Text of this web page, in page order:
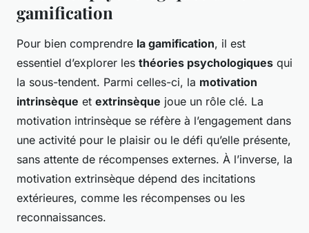
gamification
Pour bien comprendre la gamification, il est
essentiel d’explorer les théories psychologiques qui
la sous-tendent. Parmi celles-ci, la motivation
intrinsèque et extrinsèque joue un rôle clé. La
motivation intrinsèque se réfère à l’engagement dans
une activité pour le plaisir ou le défi qu’elle présente,
sans attente de récompenses externes. À l’inverse, la
motivation extrinsèque dépend des incitations
extérieures, comme les récompenses ou les
reconnaissances.